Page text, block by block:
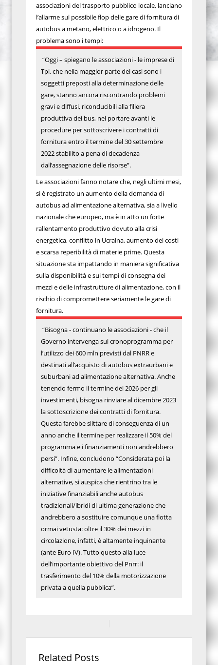
associazioni del trasporto pubblico locale, lanciano
l’allarme sul possibile flop delle gare di fornitura di
autobus a metano, elettrico o a idrogeno. Il
problema sono i tempi:
“Oggi – spiegano le associazioni - le imprese di
Tpl, che nella maggior parte dei casi sono i
soggetti preposti alla determinazione delle
gare, stanno ancora riscontrando problemi
gravi e diffusi, riconducibili alla filiera
produttiva dei bus, nel portare avanti le
procedure per sottoscrivere i contratti di
fornitura entro il termine del 30 settembre
2022 stabilito a pena di decadenza
dall’assegnazione delle risorse”.
Le associazioni fanno notare che, negli ultimi mesi,
si è registrato un aumento della domanda di
autobus ad alimentazione alternativa, sia a livello
nazionale che europeo, ma è in atto un forte
rallentamento produttivo dovuto alla crisi
energetica, conflitto in Ucraina, aumento dei costi
e scarsa reperibilità di materie prime. Questa
situazione sta impattando in maniera significativa
sulla disponibilità e sui tempi di consegna dei
mezzi e delle infrastrutture di alimentazione, con il
rischio di compromettere seriamente le gare di
fornitura.
“Bisogna - continuano le associazioni - che il
Governo intervenga sul cronoprogramma per
l’utilizzo dei 600 mln previsti dal PNRR e
destinati all’acquisto di autobus extraurbani e
suburbani ad alimentazione alternativa. Anche
tenendo fermo il termine del 2026 per gli
investimenti, bisogna rinviare al dicembre 2023
la sottoscrizione dei contratti di fornitura.
Questa farebbe slittare di conseguenza di un
anno anche il termine per realizzare il 50% del
programma e i finanziamenti non andrebbero
persi”. Infine, concludono “Considerata poi la
difficoltà di aumentare le alimentazioni
alternative, si auspica che rientrino tra le
iniziative finanziabili anche autobus
tradizionali/ibridi di ultima generazione che
andrebbero a sostituire comunque una flotta
ormai vetusta: oltre il 30% dei mezzi in
circolazione, infatti, è altamente inquinante
(ante Euro IV). Tutto questo alla luce
dell’importante obiettivo del Pnrr: il
trasferimento del 10% della motorizzazione
privata a quella pubblica”.
Related Posts